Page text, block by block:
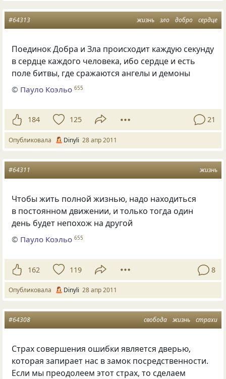
жизнь зло добро сердце
#64313
Поединок Добра и Зла происходит каждую секунду
в сердце каждого человека, ибо сердце и есть
поле битвы, где сражаются ангелы и демоны
© Пауло Коэльо 655
184 125 21
Опубликовала Dinyli 28 апр 2011
жизнь
#64311
Чтобы жить полной жизнью, надо находиться
в постоянном движении, и только тогда один
день будет непохож на другой
© Пауло Коэльо 655
162 119 8
Опубликовала Dinyli 28 апр 2011
свобода жизнь страхи
#64308
Страх совершения ошибки является дверью,
которая запирает нас в замок посредственности.
Если мы преодолеем этот страх, то сделаем